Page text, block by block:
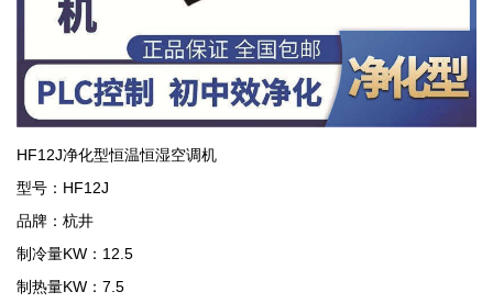
HF12J净化型恒温恒湿空调机
型号：HF12J
品牌：杭井
制冷量KW：12.5
制热量KW：7.5